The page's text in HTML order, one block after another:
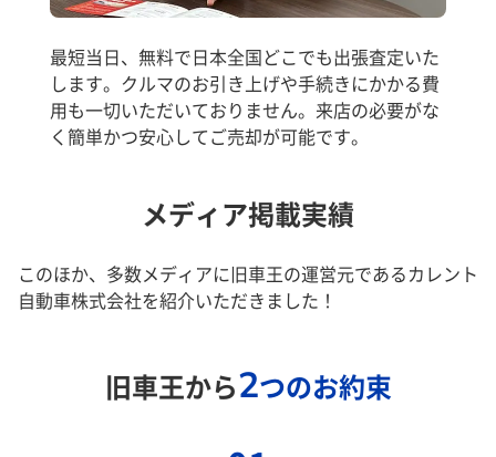
最短当日、無料で日本全国どこでも出張査定いた
します。クルマのお引き上げや手続きにかかる費
用も一切いただいておりません。来店の必要がな
く簡単かつ安心してご売却が可能です。
メディア掲載実績
このほか、多数メディアに旧車王の運営元であるカレント
自動車株式会社を紹介いただきました！
旧車王から2つのお約束